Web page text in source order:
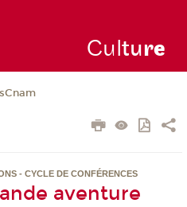
Culture
- CYCLE DE CONFÉRENCES
aventure